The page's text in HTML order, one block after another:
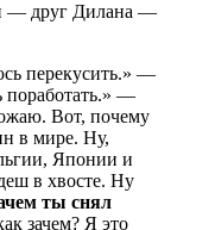
— друг Дилана —
перекусить.» —
поработать.» —
Вот, почему
в мире. Ну,
Японии и
в хвосте. Ну
ты снял
зачем? Я это